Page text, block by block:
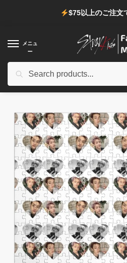
へ
キ
$75以上のご注文
メニュ
ー
対
ホーム / 店 / Stray Kids デコレーション